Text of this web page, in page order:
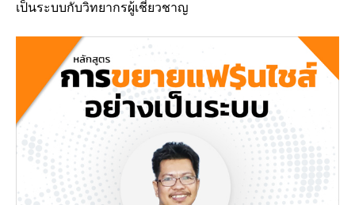
เป็นระบบกับวิทยากรผู้เชี่ยวชาญ